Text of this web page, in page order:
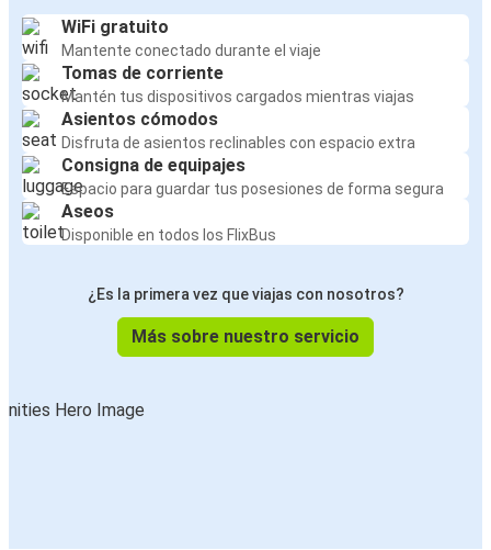
WiFi gratuito
Mantente conectado durante el viaje
Tomas de corriente
Mantén tus dispositivos cargados mientras viajas
Asientos cómodos
Disfruta de asientos reclinables con espacio extra
Consigna de equipajes
Espacio para guardar tus posesiones de forma segura
Aseos
Disponible en todos los FlixBus
¿Es la primera vez que viajas con nosotros?
Más sobre nuestro servicio